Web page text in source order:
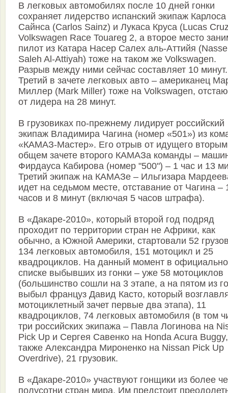
В легковых автомобилях после 10 дней гонки
сохраняет лидерство испанский экипаж Карлоса
Сайнса (Carlos Sainz) и Лукаса Круса (Lucas
Volkswagen Race Touareg 2, а второе место
пилот из Катара Насер Салех аль-Аттийя
Saleh Al-Attiyah) тоже на таком же Volkswagen.
Разрыв между ними сейчас составляет 10 минут.
Третий в зачете легковых авто – американец
Миллер (Mark Miller) тоже на Volkswagen,
от лидера на 28 минут.
В грузовиках по-прежнему лидирует российский
экипаж Владимира Чагина (номер «501») из
«КАМАЗ-Мастер». Его отрыв от идущего
общем зачете второго КАМАЗа команды –
Фирдауса Кабирова (номер "500") – 1 час и 13
Третий экипаж на КАМАЗе – Ильгизара
идет на седьмом месте, отставание от Чагина –
часов и 8 минут (включая 5 часов штрафа).
В «Дакаре-2010», который второй год подряд
проходит по территории стран не Африки, как
обычно, а Южной Америки, стартовали 52
134 легковых автомобиля, 151 мотоцикл и 25
квадроциклов. На данный момент в
списке выбывших из гонки – уже 58 мотоциклов
(большинство сошли на 3 этапе, а на пятом из
выбыл француз Давид Касто, который
мотоциклетный зачет первые два этапа), 11
квадроциклов, 74 легковых автомобиля (в том
три российских экипажа – Павла Логинова на
Pick Up и Сергея Савенко на Honda Acura
также Александра Мироненко на Nissan Pick Up
Overdrive), 21 грузовик.
В «Дакаре-2010» участвуют гонщики из более
полусотни стран мира. Им предстоит